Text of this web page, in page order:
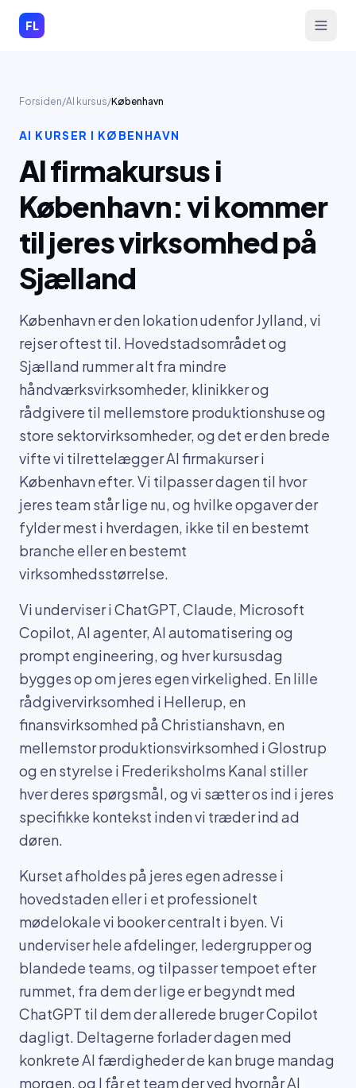
Spring til indhold
FL
Forsiden/AI kursus/København
AI KURSER I KØBENHAVN
AI firmakursus i
København: vi kommer
til jeres virksomhed på
Sjælland
København er den lokation udenfor Jylland, vi
rejser oftest til. Hovedstadsområdet og
Sjælland rummer alt fra mindre
håndværksvirksomheder, klinikker og
rådgivere til mellemstore produktionshuse og
store sektorvirksomheder, og det er den brede
vifte vi tilrettelægger AI firmakurser i
København efter. Vi tilpasser dagen til hvor
jeres team står lige nu, og hvilke opgaver der
fylder mest i hverdagen, ikke til en bestemt
branche eller en bestemt
virksomhedsstørrelse.
Vi underviser i ChatGPT, Claude, Microsoft
Copilot, AI agenter, AI automatisering og
prompt engineering, og hver kursusdag
bygges op om jeres egen virkelighed. En lille
rådgivervirksomhed i Hellerup, en
finansvirksomhed på Christianshavn, en
mellemstor produktionsvirksomhed i Glostrup
og en styrelse i Frederiksholms Kanal stiller
hver deres spørgsmål, og vi sætter os ind i jeres
specifikke kontekst inden vi træder ind ad
døren.
Kurset afholdes på jeres egen adresse i
hovedstaden eller i et professionelt
mødelokale vi booker centralt i byen. Vi
underviser hele afdelinger, ledergrupper og
blandede teams, og tilpasser tempoet efter
rummet, fra dem der lige er begyndt med
ChatGPT til dem der allerede bruger Copilot
dagligt. Deltagerne forlader dagen med
konkrete AI færdigheder de kan bruge mandag
morgen, og I får et team der ved hvornår AI